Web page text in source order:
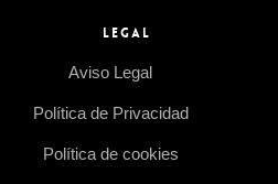
LEGAL
Aviso Legal
Política de Privacidad
Política de cookies